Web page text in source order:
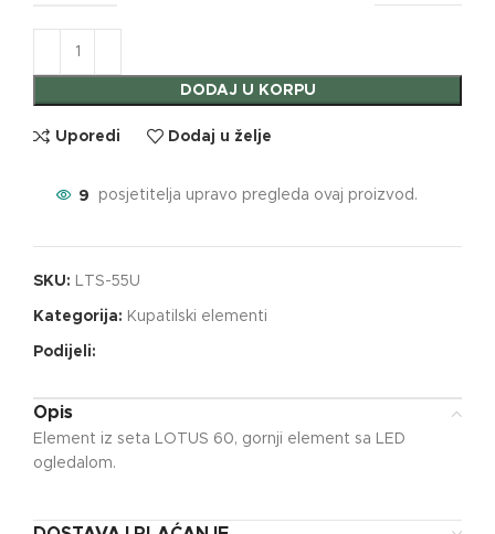
DODAJ U KORPU
Uporedi Dodaj u želje
9 posjetitelja upravo pregleda ovaj proizvod.
SKU: LTS-55U
Kategorija: Kupatilski elementi
Podijeli:
Opis
Element iz seta LOTUS 60, gornji element sa LED
ogledalom.